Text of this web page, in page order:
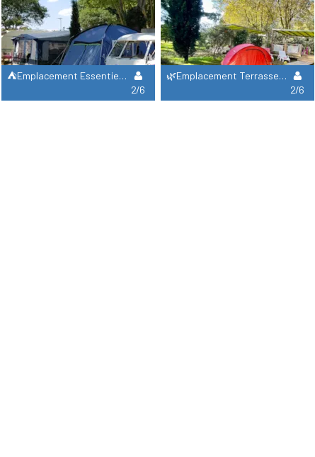
⛺Emplacement Essentiel 2 Personnes, 1 Tente Ou Camping-Car / Caravane) Et Électricité Offerte !
2/6
🌿Emplacement Terrasse Équipée ! Electricité / Table / Réfrigérateur / Plancha.
2/6